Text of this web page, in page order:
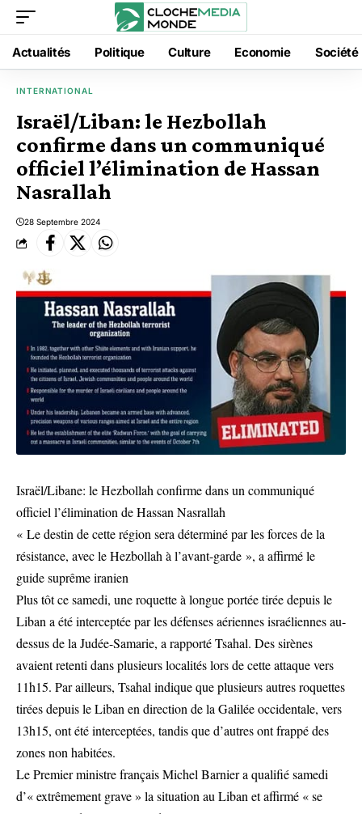
Actualités Politique Culture Economie Société
INTERNATIONAL
Israël/Liban: le Hezbollah
confirme dans un communiqué
officiel l’élimination de Hassan
Nasrallah
28 Septembre 2024
Israël/Libane: le Hezbollah confirme dans un communiqué
officiel l’élimination de Hassan Nasrallah
« Le destin de cette région sera déterminé par les forces de la
résistance, avec le Hezbollah à l’avant-garde », a affirmé le
guide suprême iranien
Plus tôt ce samedi, une roquette à longue portée tirée depuis le
Liban a été interceptée par les défenses aériennes israéliennes au-
dessus de la Judée-Samarie, a rapporté Tsahal. Des sirènes
avaient retenti dans plusieurs localités lors de cette attaque vers
11h15. Par ailleurs, Tsahal indique que plusieurs autres roquettes
tirées depuis le Liban en direction de la Galilée occidentale, vers
13h15, ont été interceptées, tandis que d’autres ont frappé des
zones non habitées.
Le Premier ministre français Michel Barnier a qualifié samedi
d’« extrêmement grave » la situation au Liban et affirmé « se